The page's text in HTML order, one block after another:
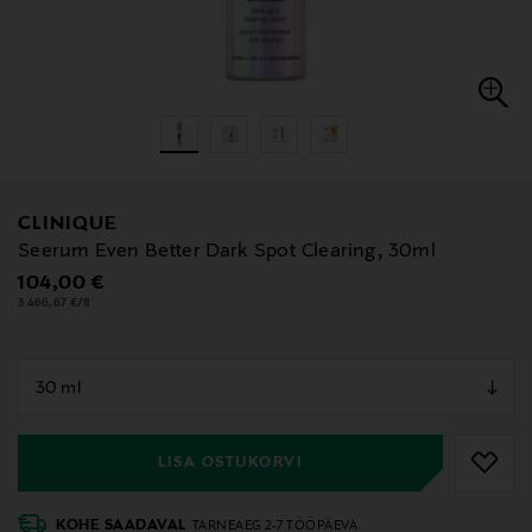
CLINIQUE
Seerum Even Better Dark Spot Clearing, 30ml
Original Price
104,00 €
3 466,67 €/1l
LISA OSTUKORVI
KOHE SAADAVAL TARNEAEG 2-7 TÖÖPÄEVA